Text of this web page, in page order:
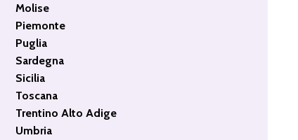
Molise
Piemonte
Puglia
Sardegna
Sicilia
Toscana
Trentino Alto Adige
Umbria